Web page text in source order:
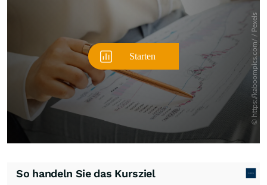
So handeln Sie das Kursziel